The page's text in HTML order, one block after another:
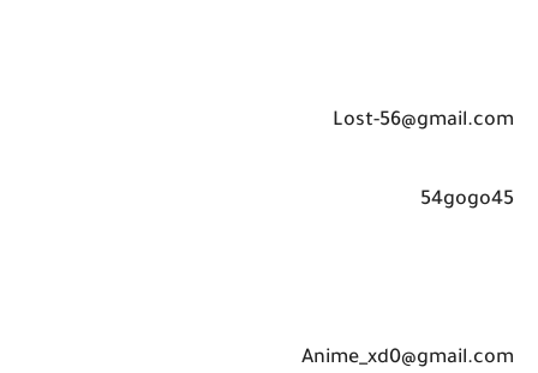
Lost-56@gmail.com
54gogo45
Anime_xd0@gmail.com